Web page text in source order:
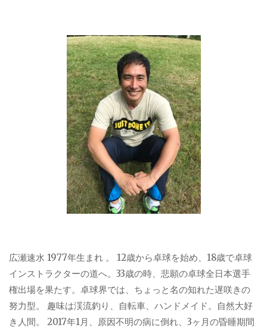
広瀬速水 1977年生まれ 。 12歳から卓球を始め、18歳で卓球
インストラクターの道へ。33歳の時、悲願の卓球全日本選手
権出場を果たす。卓球界では、ちょっと名の知れた遅咲きの
努力型。 趣味は渓流釣り、自転車、ハンドメイド。自然大好
き人間。 2017年1月、原因不明の病に倒れ、3ヶ月の昏睡期間